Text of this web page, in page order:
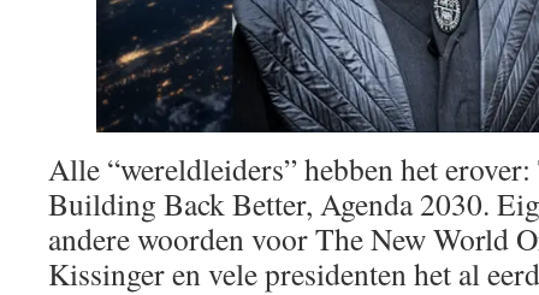
Alle “wereldleiders” hebben het erover:
Building Back Better, Agenda 2030.
andere woorden voor The New World
Kissinger en vele presidenten het al